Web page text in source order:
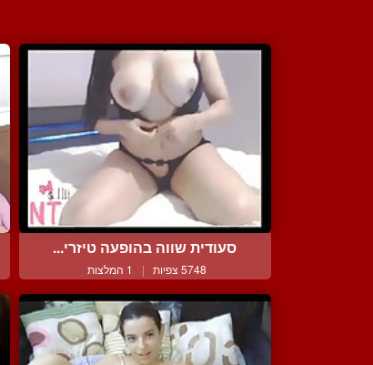
סעודית שווה בהופעה טיזרי...
5748 צפיות | 1 המלצות